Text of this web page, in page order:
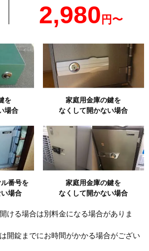
2,980 円〜
を
場合
家庭用金庫の鍵を
なくして開かない場合
番号を
場合
家庭用金庫の鍵を
なくして開かない場合
ける場合は別料金になる場合がありま
開錠までにお時間がかかる場合がござい